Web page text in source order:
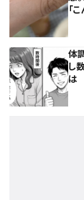
「
体
し
は